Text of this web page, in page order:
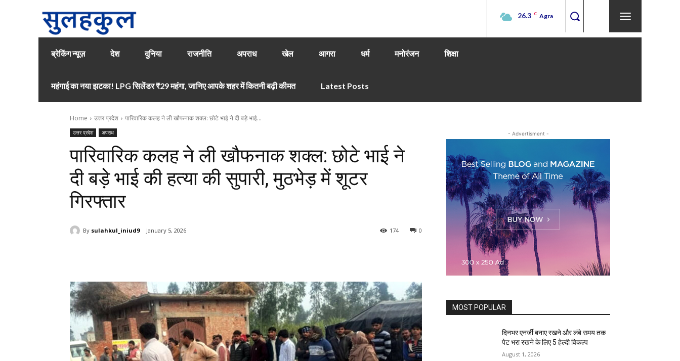
26.3 C Agra
ब्रेकिंग न्यूज़ देश दुनिया राजनीति अपराध खेल आगरा धर्म मनोरंजन शिक्षा
महंगाई का नया झटका! LPG सिलेंडर ₹29 महंगा, जानिए आपके शहर में कितनी बढ़ी कीमत Latest Posts
Home उत्तर प्रदेश पारिवारिक कलह ने ली खौफनाक शक्ल: छोटे भाई ने दी बड़े भाई...
उत्तर प्रदेश अपराध
पारिवारिक कलह ने ली खौफनाक शक्ल: छोटे भाई ने
दी बड़े भाई की हत्या की सुपारी, मुठभेड़ में शूटर
गिरफ्तार
By sulahkul_iniud9 January 5, 2026 0
174
- Advertisment -
MOST POPULAR
दिनभर एनर्जी बनाए रखने और लंबे समय तक
पेट भरा रखने के लिए 5 हेल्दी विकल्प
August 1, 2026